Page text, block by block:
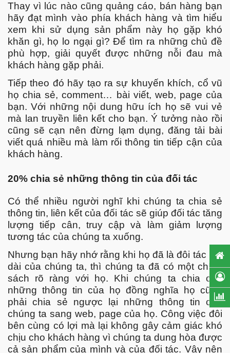
Thay vì lúc nào cũng quảng cáo, bán hàng bạn
hãy đạt mình vào phía khách hàng và tìm hiểu
xem khi sử dụng sản phẩm này họ gặp khó
khăn gì, họ lo ngại gì? Để tìm ra những chủ đề
phù hợp, giải quyết được những nỗi đau mà
khách hàng gặp phải.
Tiếp theo đó hãy tạo ra sự khuyến khích, cổ vũ
họ chia sẻ, comment… bài viết, web, page của
bạn. Với những nội dung hữu ích họ sẽ vui vẻ
mà lan truyền liên kết cho bạn. Ý tưởng nào rồi
cũng sẽ cạn nên đừng lạm dụng, đăng tải bài
viết quá nhiều mà làm rối thông tin tiếp cận của
khách hàng.
20% chia sẻ những thông tin của đối tác
Có thể nhiều người nghĩ khi chúng ta chia sẻ
thông tin, liên kết của đối tác sẽ giúp đối tác tăng
lượng tiếp cân, truy cập và làm giảm lượng
tương tác của chúng ta xuống.
Nhưng bạn hãy nhớ rằng khi họ đã là đôi tác lâu
dài của chúng ta, thì chúng ta đã có một chính
sách rõ ràng với họ. Khi chúng ta chia chẻ
những thông tin của họ đồng nghĩa họ cũng
phải chia sẻ ngược lại những thông tin của
chúng ta sang web, page của họ. Công việc đôi
bên cùng có lợi mà lại không gây cảm giác khó
chịu cho khách hàng vì chúng ta dung hòa được
cả sản phẩm của mình và của đối tác. Vậy nên